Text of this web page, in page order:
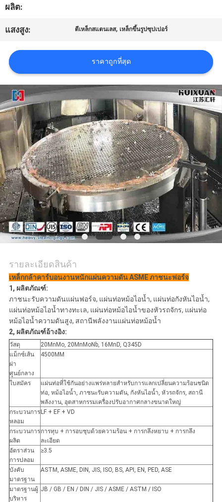
เว็บไซต์
POLICY
ผลิต:
แสงสูง: ตีเหล็กสแตนเลส, เหล็กขึ้นรูปซุปเปอร์
ราคาถูกที่สุด
รายละเอียดสินค้า
เหล็กกล้าคาร์บอนงานหนักแผ่นความดัน ASME ภาชนะฟอร์จ
1, ผลิตภัณฑ์:
ภาชนะรับความดันแผ่นฟอร์จ, แผ่นท่อหม้อไอน้ำ, แผ่นท่อกังหันไอน้ำ,
แผ่นท่อหม้อไอน้ำทางทะเล, แผ่นท่อหม้อไอน้ำของหัวรถจักร, แผ่นท่อ
หม้อไอน้ำความดันสูง, สถานีพลังงานแผ่นท่อหม้อน้ำ
2, ผลิตภัณฑ์อ้างอิง:
วัสดุ
20MnMo, 20MnMoNb, 16MnD, Q345D
แม็กซ์เส้น
ผ่า
ศูนย์กลาง
4500MM
ใบสมัคร
แผ่นท่อที่ใช้กันอย่างแพร่หลายสำหรับการแลกเปลี่ยนความร้อนชนิด
ท่อ, หม้อไอน้ำ, ภาชนะรับความดัน, กังหันไอน้ำ, หัวรถจักร, สถานี
พลังงาน, อุตสาหกรรมเครื่องปรับอากาศกลางขนาดใหญ่
กระบวนการ
หลอม
LF + EF + VD
กระบวนการ
ผลิต
การทุบ + การอบชุบด้วยความร้อน + การกลึงหยาบ + การกลึง
ละเอียด
อัตราส่วน
การปลอม
≥3.5
บังคับ
มาตรฐาน
ASTM, ASME, DIN, JIS, ISO, BS, API, EN, PED, ASE
มาตรฐานผู้
บริหาร
JB / GB / EN / DIN / JIS / ASME / ASTM / ISO